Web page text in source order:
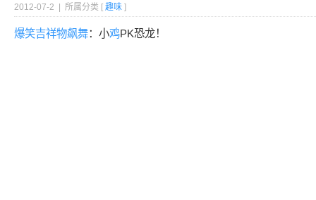
2012-07-2 | 所属分类 [ 趣味 ]
爆笑吉祥物飙舞：小鸡PK恐龙！